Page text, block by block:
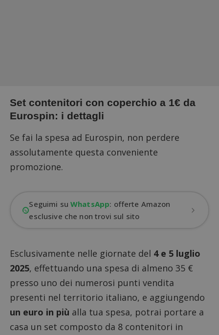
Set contenitori con coperchio a 1€ da
Eurospin: i dettagli
Se fai la spesa ad Eurospin, non perdere
assolutamente questa conveniente
promozione.
Seguimi suWhatsApp: offerte Amazon
esclusive che non trovi sul sito
Esclusivamente nelle giornate del 4 e 5 luglio
2025, effettuando una spesa di almeno 35 €
presso uno dei numerosi punti vendita
presenti nel territorio italiano, e aggiungendo
un euro in più alla tua spesa, potrai portare a
casa un set composto da 8 contenitori in